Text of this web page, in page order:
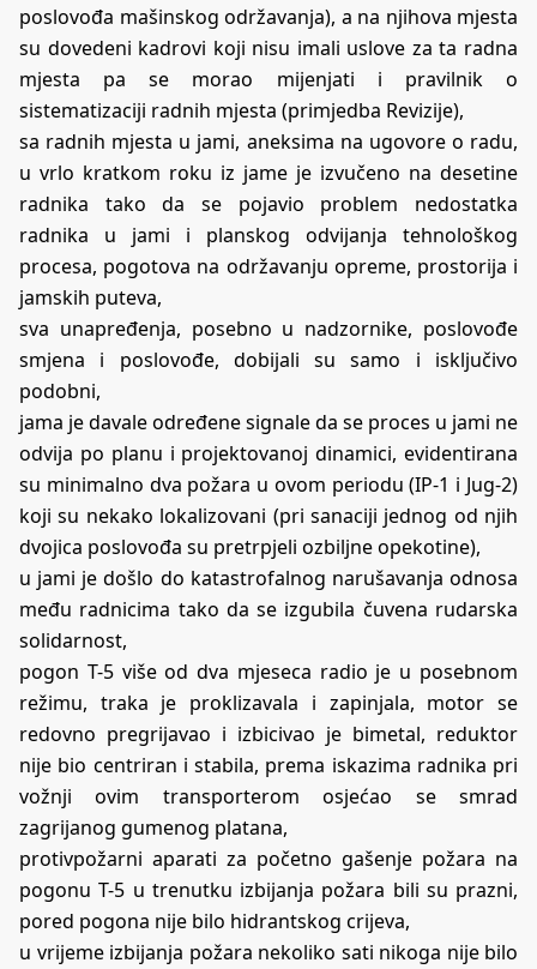
poslovođa mašinskog održavanja), a na njihova mjesta
su dovedeni kadrovi koji nisu imali uslove za ta radna
mjesta pa se morao mijenjati i pravilnik o
sistematizaciji radnih mjesta (primjedba Revizije),
sa radnih mjesta u jami, aneksima na ugovore o radu,
u vrlo kratkom roku iz jame je izvučeno na desetine
radnika tako da se pojavio problem nedostatka
radnika u jami i planskog odvijanja tehnološkog
procesa, pogotova na održavanju opreme, prostorija i
jamskih puteva,
sva unapređenja, posebno u nadzornike, poslovođe
smjena i poslovođe, dobijali su samo i isključivo
podobni,
jama je davale određene signale da se proces u jami ne
odvija po planu i projektovanoj dinamici, evidentirana
su minimalno dva požara u ovom periodu (IP-1 i Jug-2)
koji su nekako lokalizovani (pri sanaciji jednog od njih
dvojica poslovođa su pretrpjeli ozbiljne opekotine),
u jami je došlo do katastrofalnog narušavanja odnosa
među radnicima tako da se izgubila čuvena rudarska
solidarnost,
pogon T-5 više od dva mjeseca radio je u posebnom
režimu, traka je proklizavala i zapinjala, motor se
redovno pregrijavao i izbicivao je bimetal, reduktor
nije bio centriran i stabila, prema iskazima radnika pri
vožnji ovim transporterom osjećao se smrad
zagrijanog gumenog platana,
protivpožarni aparati za početno gašenje požara na
pogonu T-5 u trenutku izbijanja požara bili su prazni,
pored pogona nije bilo hidrantskog crijeva,
u vrijeme izbijanja požara nekoliko sati nikoga nije bilo